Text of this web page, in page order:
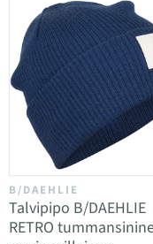
B/DAEHLIE
Talvipipo B/DAEHLIE
RETRO